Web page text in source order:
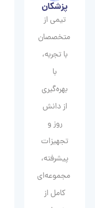
پزشکان
تیمی از
متخصصان
با تجربه،
با
بهره‌گیری
از دانش
روز و
تجهیزات
پیشرفته،
مجموعه‌ای
کامل از